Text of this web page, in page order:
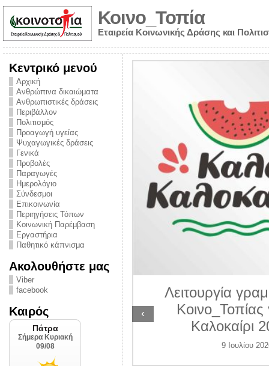
Κοινο_Τοπία
Εταιρεία Κοινωνικής Δράσης και
Κεντρικό μενού
Αρχική
Ανθρώπινα δικαιώματα
Ανθρωπιστικές δράσεις
Περιβάλλον
Πολιτισμός
Προαγωγή υγείας
Ψυχαγωγικές δράσεις
Γενικά
Προβολές
Παραγωγές
Ημερολόγιο
Σύνδεσμοι
Επικοινωνία
Περιηγήσεις Τόπων
Κοινωνική Παρέμβαση
Εργαστήρια
Παθητικό κάπνισμα
Ακολουθήστε μας
Viber
facebook
Καιρός
από την
την ημέρα
και
στο
2026
Λειτουργία
Κοινο_Τοπίας
Καλοκαίρι
9 Ιουλίου
‹